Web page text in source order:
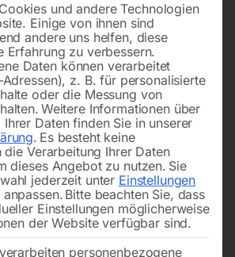
und andere Technologien
Einige von ihnen sind
andere uns helfen, diese
Erfahrung zu verbessern.
Daten können verarbeitet
z. B. für personalisierte
oder die Messung von
Weitere Informationen über
Daten finden Sie in unserer
. Es besteht keine
Verarbeitung Ihrer Daten
dieses Angebot zu nutzen. Sie
jederzeit unter Einstellungen
Bitte beachten Sie, dass
Einstellungen möglicherweise
der Website verfügbar sind.
personenbezogene